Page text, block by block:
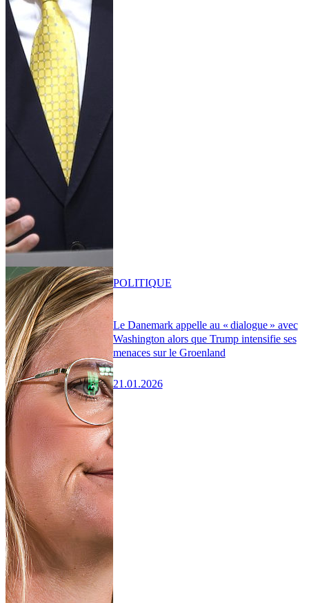
Le Danemark appelle au « dialogue » avec
Washington alors que Trump intensifie ses
menaces sur le Groenland
21.01.2026
POLITIQUE